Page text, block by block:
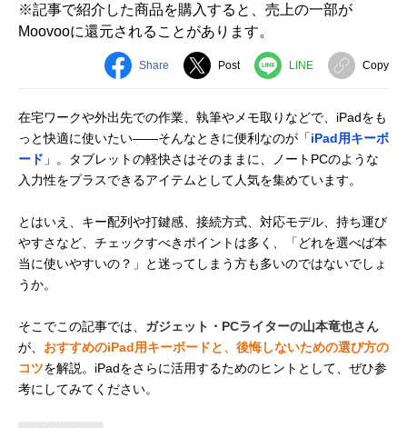
※記事で紹介した商品を購入すると、売上の一部が
Moovooに還元されることがあります。
Share Post LINE Copy
在宅ワークや外出先での作業、執筆やメモ取りなどで、iPadをも
っと快適に使いたい――そんなときに便利なのが「iPad用キーボ
ード 」。タブレットの軽快さはそのままに、ノートPCのような
入力性をプラスできるアイテムとして人気を集めています。
とはいえ、キー配列や打鍵感、接続方式、対応モデル、持ち運び
やすさなど、チェックすべきポイントは多く、「どれを選べば本
当に使いやすいの？」と迷ってしまう方も多いのではないでしょ
うか。
そこでこの記事では、 ガジェット・PCライターの山本竜也さん
が、 おすすめのiPad用キーボードと、後悔しないための選び方の
コツを解説。iPadをさらに活用するためのヒントとして、ぜひ参
考にしてみてください。